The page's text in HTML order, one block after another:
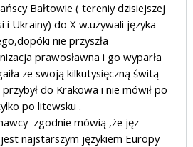
Bałtowie ( tereniy dzisiejszej
i Ukrainy) do X w.używali języka
nie przyszła
prawosławna i go wyparła
ze swoją kilkutysięczną świtą
do Krakowa i nie mówił po
po litewsku .
zgodnie mówią ,że jęz
najstarszym językiem Europy